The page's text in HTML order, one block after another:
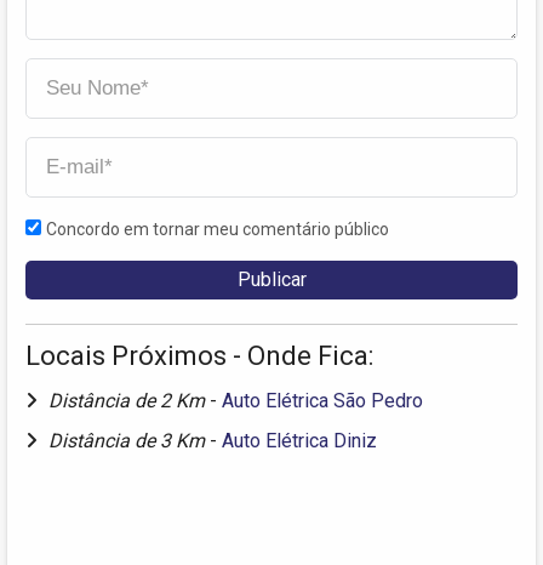
Concordo em tornar meu comentário público
Locais Próximos - Onde Fica:
Distância de 2 Km - Auto Elétrica São Pedro
Distância de 3 Km - Auto Elétrica Diniz